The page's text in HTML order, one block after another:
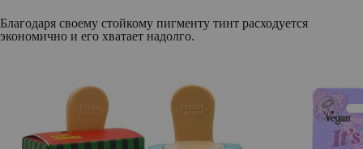
Благодаря своему стойкому пигменту тинт расходуется
экономично и его хватает надолго.